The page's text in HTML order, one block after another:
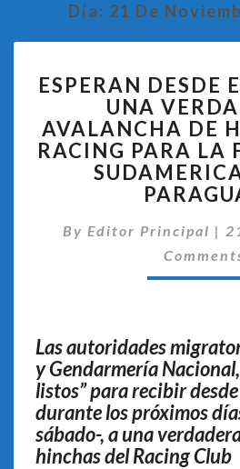
Día: 21 De
ESTE
UNA
DE
DE
LA
EN
ESPERAN DESDE
UNA
AVALANCHA DE
RACING PARA LA
By Editor Principal |
Las autoridades
y Gendarmería
listos” para recibir
durante los próximos
sábado-, a una
hinchas del Racing Club